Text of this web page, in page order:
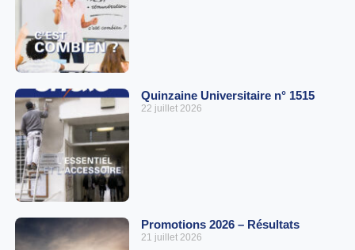
Quinzaine Universitaire n° 1515
22 juillet 2026
Promotions 2026 – Résultats
21 juillet 2026